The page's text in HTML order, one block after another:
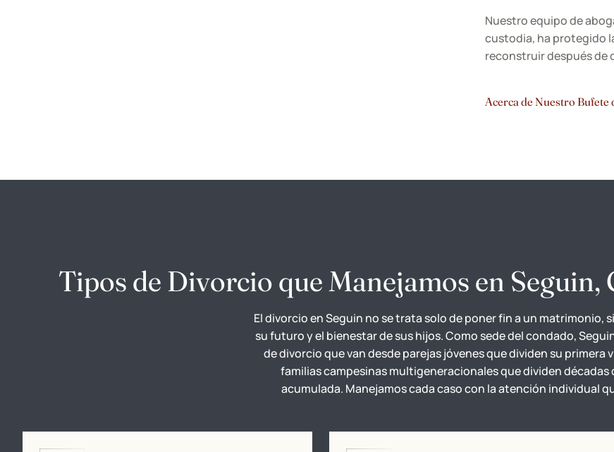
Nuestro equipo de
custodia, ha protegido
reconstruir después de
Acerca de Nuestro Bufete
Tipos de Divorcio que Manejamos en Seguin,
El divorcio en Seguin no se trata solo de poner fin a un matrimonio,
su futuro y el bienestar de sus hijos. Como sede del condado,
de divorcio que van desde parejas jóvenes que dividen su primera
familias campesinas multigeneracionales que dividen décadas
acumulada. Manejamos cada caso con la atención individual